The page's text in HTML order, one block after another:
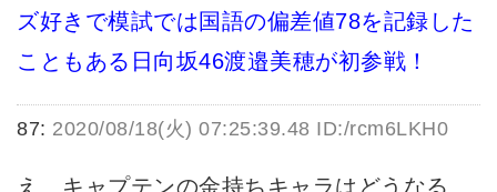
ズ好きで模試では国語の偏差値78を記録した
こともある日向坂46渡邉美穂が初参戦！
87: 2020/08/18(火) 07:25:39.48 ID:/rcm6LKH0
え、キャプテンの金持ちキャラはどうなる